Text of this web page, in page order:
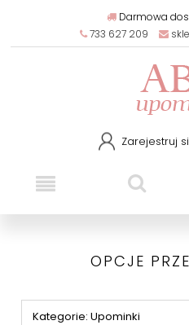
Darmowa
733 627 209
Zarejestruj
OPCJE
Kategorie: Upominki